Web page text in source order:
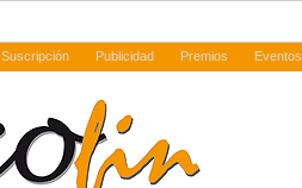
Suscripción Publicidad Premios Eventos